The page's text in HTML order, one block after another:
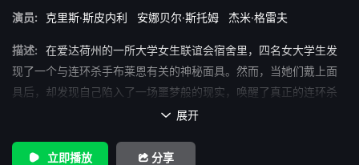
演员:
克里斯·斯皮内利 安娜贝尔·斯托姆 杰米·格雷夫
描述:
在爱达荷州的一所大学女生联谊会宿舍里，四名女大学生发
现了一个与连环杀手布莱恩有关的神秘面具。然而，当她们戴上面
具后，却发现自己陷入了一场噩梦般的现实，唤醒了真正的连环杀
 展开
立即播放 分享